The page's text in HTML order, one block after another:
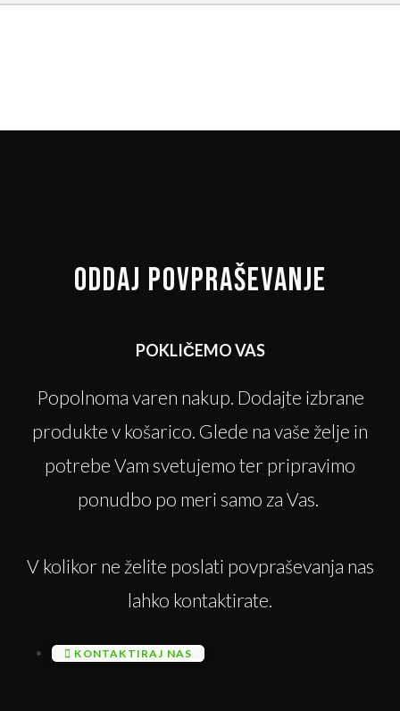
ODDAJ POVPRAŠEVANJE
POKLIČEMO VAS
Popolnoma varen nakup. Dodajte izbrane
produkte v košarico. Glede na vaše želje in
potrebe Vam svetujemo ter pripravimo
ponudbo po meri samo za Vas.
V kolikor ne želite poslati povpraševanja nas
lahko kontaktirate.
KONTAKTIRAJ NAS